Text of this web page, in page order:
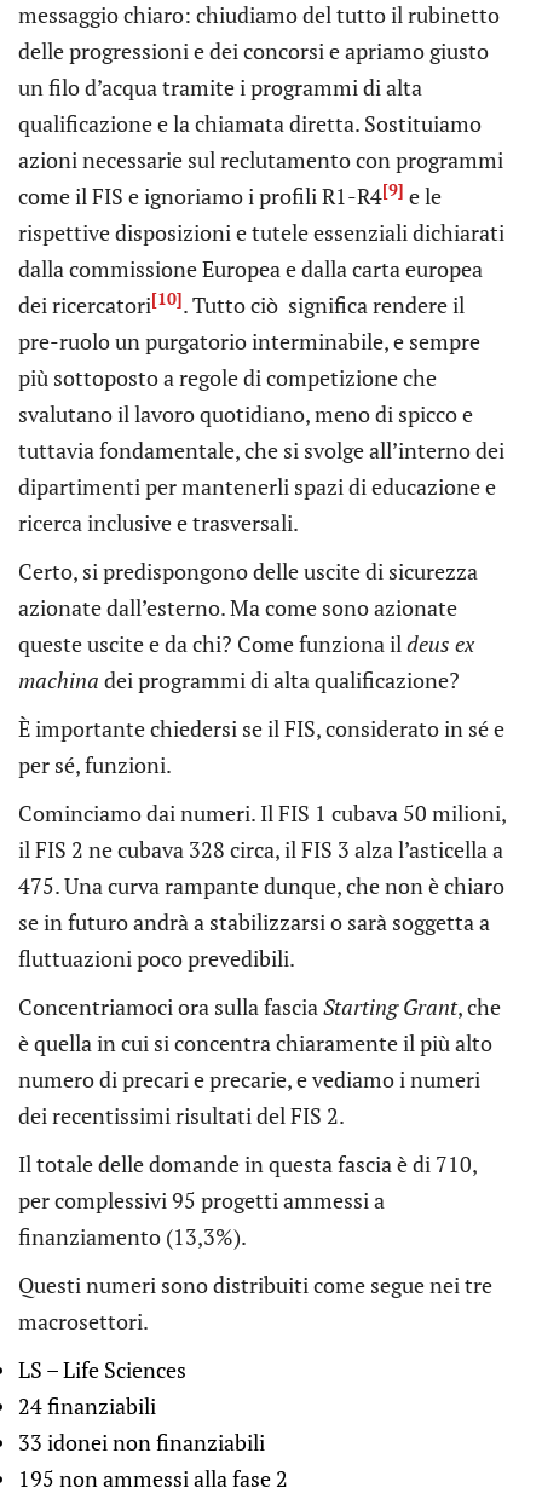
messaggio chiaro: chiudiamo del tutto il rubinetto
delle progressioni e dei concorsi e apriamo giusto
un filo d’acqua tramite i programmi di alta
qualificazione e la chiamata diretta. Sostituiamo
azioni necessarie sul reclutamento con programmi
come il FIS e ignoriamo i profili R1-R4[9] e le
rispettive disposizioni e tutele essenziali dichiarati
dalla commissione Europea e dalla carta europea
dei ricercatori[10]. Tutto ciò significa rendere il
pre-ruolo un purgatorio interminabile, e sempre
più sottoposto a regole di competizione che
svalutano il lavoro quotidiano, meno di spicco e
tuttavia fondamentale, che si svolge all’interno dei
dipartimenti per mantenerli spazi di educazione e
ricerca inclusive e trasversali.
Certo, si predispongono delle uscite di sicurezza
azionate dall’esterno. Ma come sono azionate
queste uscite e da chi? Come funziona ildeus ex
machina dei programmi di alta qualificazione?
È importante chiedersi se il FIS, considerato in sé e
per sé, funzioni.
Cominciamo dai numeri. Il FIS 1 cubava 50 milioni,
il FIS 2 ne cubava 328 circa, il FIS 3 alza l’asticella a
475. Una curva rampante dunque, che non è chiaro
se in futuro andrà a stabilizzarsi o sarà soggetta a
fluttuazioni poco prevedibili.
Concentriamoci ora sulla fasciaStarting Grant, che
è quella in cui si concentra chiaramente il più alto
numero di precari e precarie, e vediamo i numeri
dei recentissimi risultati del FIS 2.
Il totale delle domande in questa fascia è di 710,
per complessivi 95 progetti ammessi a
finanziamento (13,3%).
Questi numeri sono distribuiti come segue nei tre
macrosettori.
LS – Life Sciences
24 finanziabili
33 idonei non finanziabili
195 non ammessi alla fase 2